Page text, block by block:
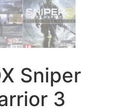
Sniper
3